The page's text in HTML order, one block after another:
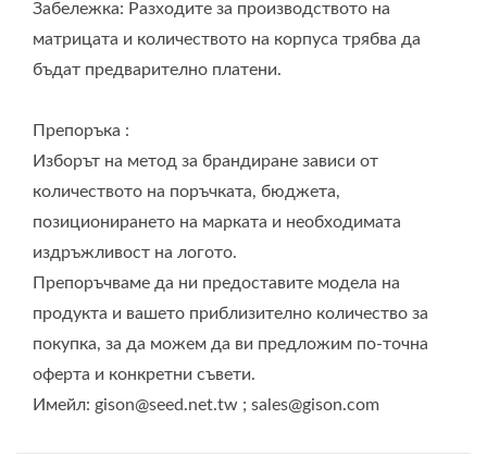
Забележка: Разходите за производството на
матрицата и количеството на корпуса трябва да
бъдат предварително платени.
Препоръка :
Изборът на метод за брандиране зависи от
количеството на поръчката, бюджета,
позиционирането на марката и необходимата
издръжливост на логото.
Препоръчваме да ни предоставите модела на
продукта и вашето приблизително количество за
покупка, за да можем да ви предложим по-точна
оферта и конкретни съвети.
Имейл: gison@seed.net.tw ; sales@gison.com